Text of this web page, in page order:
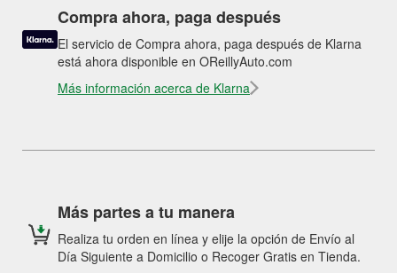
Compra ahora, paga después
El servicio de Compra ahora, paga después de Klarna
está ahora disponible en OReillyAuto.com
Más información acerca de Klarna
Más partes a tu manera
Realiza tu orden en línea y elije la opción de Envío al
Día Siguiente a Domicilio o Recoger Gratis en Tienda.